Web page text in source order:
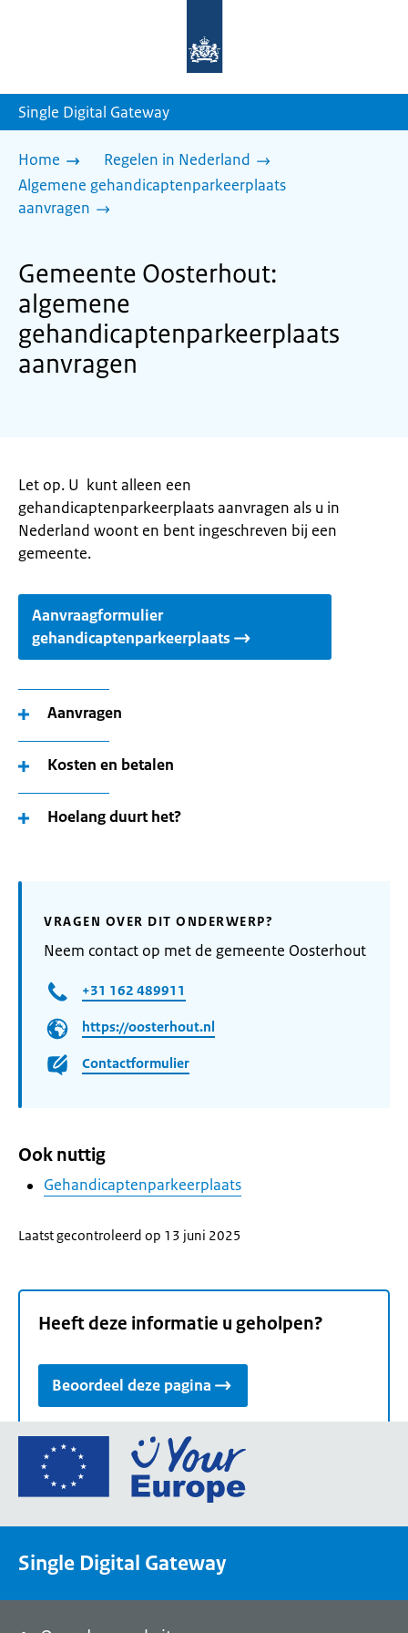
homepage
Single Digital Gateway
Home
Regelen in Nederland
Algemene gehandicaptenparkeerplaats
aanvragen
Gemeente Oosterhout:
algemene
gehandicaptenparkeerplaats
aanvragen
Let op. U kunt alleen een
gehandicaptenparkeerplaats aanvragen als u in
Nederland woont en bent ingeschreven bij een
gemeente.
Aanvraagformulier
gehandicaptenparkeerplaats
Aanvragen
Kosten en betalen
Hoelang duurt het?
VRAGEN OVER DIT ONDERWERP?
Neem contact op met de gemeente Oosterhout
+31 162 489911
https://oosterhout.nl
Contactformulier
Ook nuttig
Gehandicaptenparkeerplaats
Laatst gecontroleerd op 13 juni 2025
Heeft deze informatie u geholpen?
Beoordeel deze pagina
Ga
de
een
Single Digital Gateway